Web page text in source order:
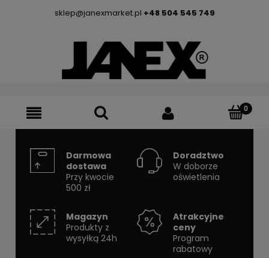
sklep@janexmarket.pl +48 504 545 749
Darmowa
dostawa
Przy kwocie
500 zł
Doradztwo
W doborze
oświetlenia
Magazyn
Produkty z
wysyłką 24h
Atrakcyjne
ceny
Program
rabatowy